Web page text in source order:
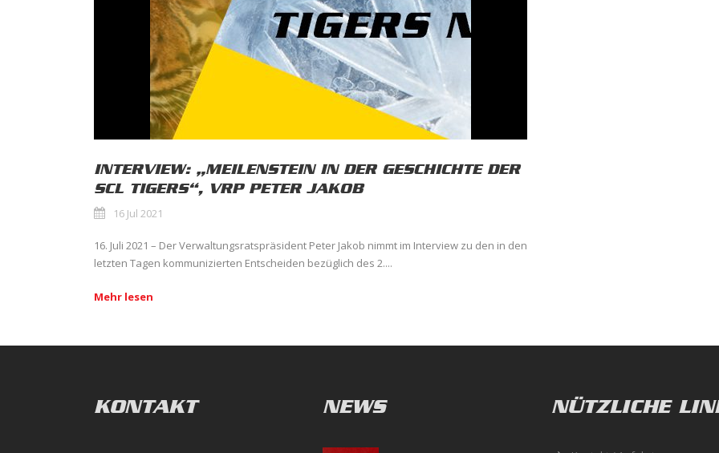
INTERVIEW: „MEILENSTEIN IN DER GESCHICHTE DER
SCL TIGERS“, VRP PETER JAKOB
16 Jul 2021
16. Juli 2021 – Der Verwaltungsratspräsident Peter Jakob nimmt im Interview zu den in den
letzten Tagen kommunizierten Entscheiden bezüglich des 2....
Mehr lesen
KONTAKT NEWS NÜTZLICHE